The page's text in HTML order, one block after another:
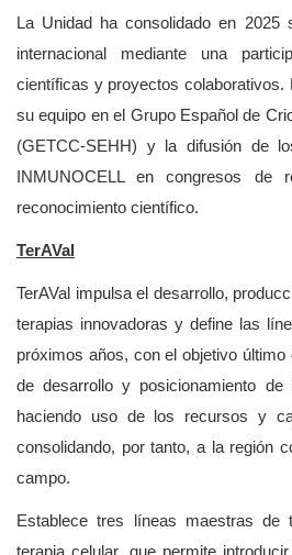
La Unidad ha consolidado en 2025
internacional mediante una
científicas y proyectos colaborativos.
su equipo en el Grupo Español de
(GETCC-SEHH) y la difusión de
INMUNOCELL en congresos de
reconocimiento científico.
TerAVal
TerAVal impulsa el desarrollo,
terapias innovadoras y define las
próximos años, con el objetivo último
de desarrollo y posicionamiento de
haciendo uso de los recursos y
consolidando, por tanto, a la región
campo.
Establece tres líneas maestras de
terapia celular, que permite